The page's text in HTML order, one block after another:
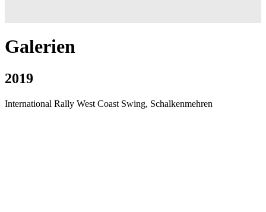
Galerien
2019
International Rally West Coast Swing, Schalkenmehren